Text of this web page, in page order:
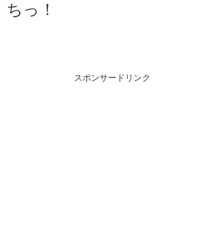
ちっ！
スポンサードリンク